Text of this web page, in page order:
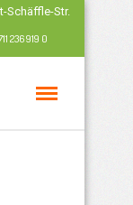
Schäffle-Str.
236 919 0